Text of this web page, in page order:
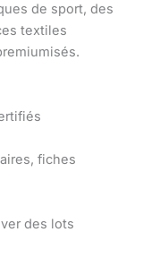
de sport, des
textiles
fiches
des lots